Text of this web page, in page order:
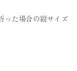
った場合の縦サイズ